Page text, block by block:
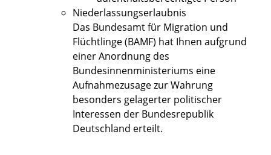
Niederlassungserlaubnis
Das Bundesamt für Migration und
Flüchtlinge (BAMF) hat Ihnen aufgrund
einer Anordnung des
Bundesinnenministeriums eine
Aufnahmezusage zur Wahrung
besonders gelagerter politischer
Interessen der Bundesrepublik
Deutschland erteilt.